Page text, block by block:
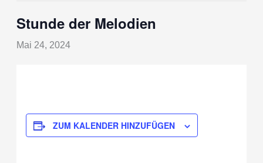
Stunde der Melodien
Mai 24, 2024
ZUM KALENDER HINZUFÜGEN